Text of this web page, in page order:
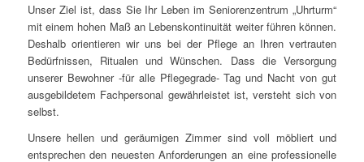
Unser Ziel ist, dass Sie Ihr Leben im Seniorenzentrum „Uhrturm“
mit einem hohen Maß an Lebenskontinuität weiter führen können.
Deshalb orientieren wir uns bei der Pflege an Ihren vertrauten
Bedürfnissen, Ritualen und Wünschen. Dass die Versorgung
unserer Bewohner -für alle Pflegegrade- Tag und Nacht von gut
ausgebildetem Fachpersonal gewährleistet ist, versteht sich von
selbst.
Unsere hellen und geräumigen Zimmer sind voll möbliert und
entsprechen den neuesten Anforderungen an eine professionelle